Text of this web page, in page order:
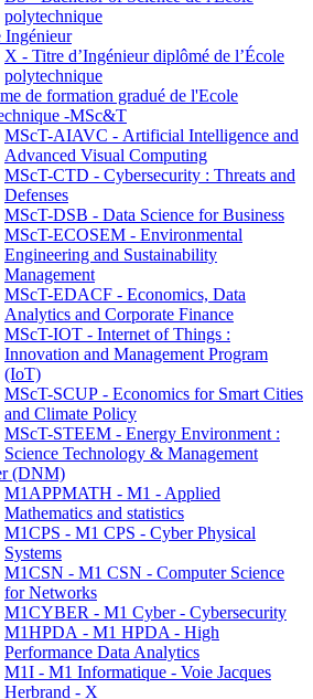
polytechnique
Ingénieur
X - Titre d’Ingénieur diplômé de l’École
polytechnique
de formation gradué de l'Ecole
-MSc&T
MScT-AIAVC - Artificial Intelligence and
Advanced Visual Computing
MScT-CTD - Cybersecurity : Threats and
Defenses
MScT-DSB - Data Science for Business
MScT-ECOSEM - Environmental
Engineering and Sustainability
Management
MScT-EDACF - Economics, Data
Analytics and Corporate Finance
MScT-IOT - Internet of Things :
Innovation and Management Program
(IoT)
MScT-SCUP - Economics for Smart Cities
and Climate Policy
MScT-STEEM - Energy Environment :
Science Technology & Management
(DNM)
M1APPMATH - M1 - Applied
Mathematics and statistics
M1CPS - M1 CPS - Cyber Physical
Systems
M1CSN - M1 CSN - Computer Science
for Networks
M1CYBER - M1 Cyber - Cybersecurity
M1HPDA - M1 HPDA - High
Performance Data Analytics
M1I - M1 Informatique - Voie Jacques
Herbrand - X